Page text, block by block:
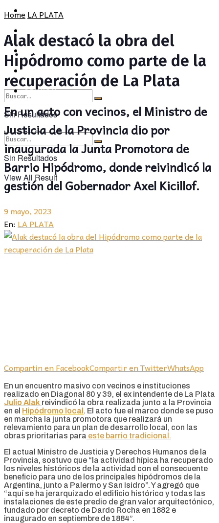
CULTURA
OPINIÓN
Sin Resultados
View All Result
PROVINCIA
SOCIEDAD
OPINIÓN
Sin Resultados
View All Result
HomeLA PLATA
Alak destacó la obra del
Hipódromo como parte de la
recuperación de La Plata
En un acto con vecinos, el Ministro de
Justicia de la Provincia dio por
inaugurada la Junta Promotora de
Barrio Hipódromo, donde reivindicó la
gestión del Gobernador Axel Kicillof.
9 mayo, 2023
En: LA PLATA
Compartin en FacebookCompartir en TwitterWhatsApp
En un encuentro masivo con vecinos e instituciones
realizado en Diagonal 80 y 39, el ex intendente de La Plata
Julio Alak reivindicó la obra realizada junto a la Provincia
en el Hipódromo local . El acto fue el marco donde se puso
en marcha la junta promotora que realizará un
relevamiento para un plan de desarrollo local, con las
obras prioritarias para este barrio tradicional.
El actual Ministro de Justicia y Derechos Humanos de la
Provincia, sostuvo que “la actividad hípica ha recuperado
los niveles históricos de la actividad con el consecuente
beneficio para uno de los principales hipódromos de la
Argentina, junto a Palermo y San Isidro”. Y agregó que
“aquí se ha jerarquizado el edificio histórico y todas las
instalaciones de este predio de gran valor arquitectónico,
fundado por decreto de Dardo Rocha en 1882 e
inaugurado en septiembre de 1884”.